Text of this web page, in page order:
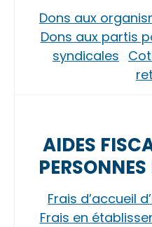
Dons aux
Dons aux partis
syndicales
AIDES
Frais d’accueil
Frais en